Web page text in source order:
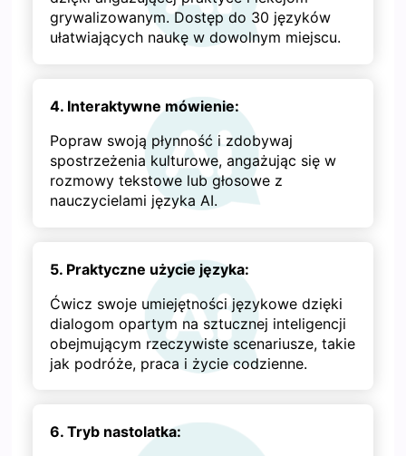
grywalizowanym. Dostęp do 30 języków
ułatwiających naukę w dowolnym miejscu.
4. Interaktywne mówienie:
Popraw swoją płynność i zdobywaj
spostrzeżenia kulturowe, angażując się w
rozmowy tekstowe lub głosowe z
nauczycielami języka AI.
5. Praktyczne użycie języka:
Ćwicz swoje umiejętności językowe dzięki
dialogom opartym na sztucznej inteligencji
obejmującym rzeczywiste scenariusze, takie
jak podróże, praca i życie codzienne.
6. Tryb nastolatka: